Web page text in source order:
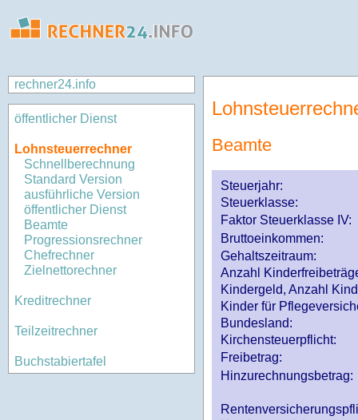
rechner24.info
öffentlicher Dienst
Lohnsteuerrechner
Schnellberechnung
Standard Version
ausführliche Version
öffentlicher Dienst
Beamte
Progressionsrechner
Chefrechner
Zielnettorechner
Kreditrechner
Teilzeitrechner
Buchstabiertafel
Beamte
Steuerjahr:
Steuerklasse:
Faktor Steuerklasse IV:
Bruttoeinkommen:
Gehaltszeitraum:
Anzahl
Kindergeld, Anzahl
Kinder für
Bundesland:
Kirchensteuerpflicht:
Freibetrag:
Hinzurechnungsbetrag: